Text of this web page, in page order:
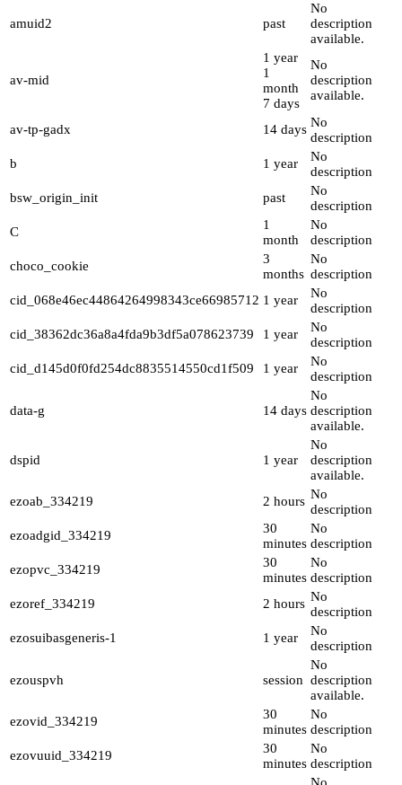
amuid2 past
No
description
available.
av-mid
1 year
1
month
7 days
No
description
available.
av-tp-gadx 14 days No
description
b
1 year
No
description
bsw_origin_init
past
No
description
C
1
month
No
description
choco_cookie
3
months
No
description
cid_068e46ec44864264998343ce66985712 1 year
No
description
cid_38362dc36a8a4fda9b3df5a078623739
1 year
No
description
cid_d145d0f0fd254dc8835514550cd1f509
1 year
No
description
data-g 14 days
No
description
available.
dspid 1 year
No
description
available.
ezoab_334219
2 hours No
description
ezoadgid_334219
30
minutes
No
description
ezopvc_334219
30
minutes
No
description
ezoref_334219
2 hours No
description
ezosuibasgeneris-1
1 year
No
description
ezouspvh session
No
description
available.
ezovid_334219
30
minutes
No
description
ezovuuid_334219
30
minutes
No
description